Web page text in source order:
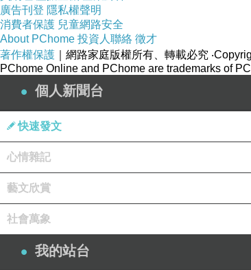
廣告刊登 隱私權聲明
消費者保護 兒童網路安全
About PChome 投資人聯絡 徵才
著作權保護 ｜網路家庭版權所有、轉載必究
PChome Online and PChome are trademarks of
個人新聞台
快速發文
心情雜記
藝文欣賞
社會萬象
我的站台